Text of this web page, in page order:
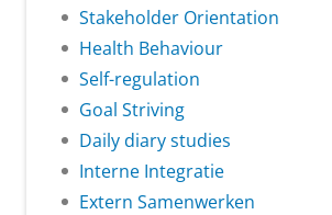
Stakeholder Orientation
Health Behaviour
Self-regulation
Goal Striving
Daily diary studies
Interne Integratie
Extern Samenwerken